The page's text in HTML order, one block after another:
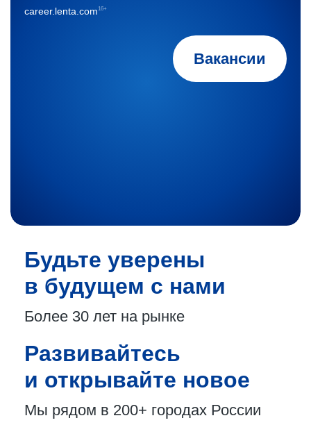
Вакансии
career.lenta.com16+
Будьте уверены
в будущем с нами
Более 30 лет на рынке
Развивайтесь
и открывайте новое
Мы рядом в 200+ городах России